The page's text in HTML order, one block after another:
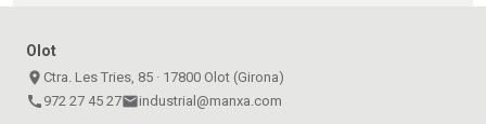
Olot
place Ctra. Les Tries, 85 · 17800 Olot (Girona)
call 972 27 45 27emailindustrial@manxa.com